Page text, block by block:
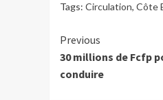
Tags: Circulation, Côte
Continue
Reading
Previous
30 millions de Fcfp
conduire